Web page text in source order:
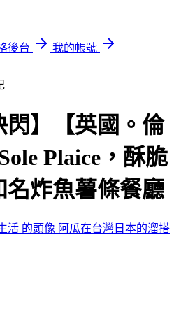
後台
我的帳號
閃】【英國。倫
Plaice，酥脆
名炸魚薯條餐廳
阿瓜在台灣日本的溜搭